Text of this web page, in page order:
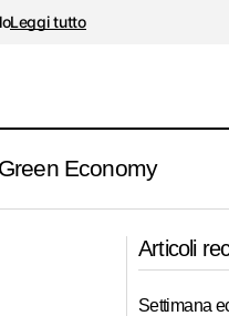
Leggi tutto
Economy
l'Africa
all'anno
Articoli
Settimana